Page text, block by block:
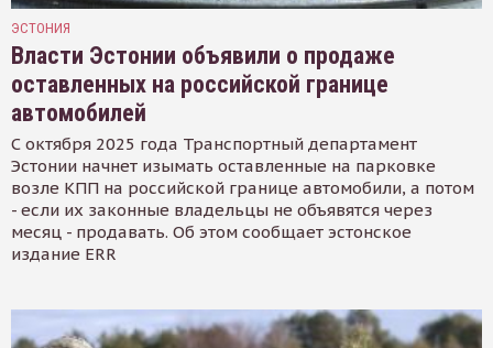
ЭСТОНИЯ
Власти Эстонии объявили о продаже
оставленных на российской границе
автомобилей
С октября 2025 года Транспортный департамент
Эстонии начнет изымать оставленные на парковке
возле КПП на российской границе автомобили, а потом
- если их законные владельцы не объявятся через
месяц - продавать. Об этом сообщает эстонское
издание ERR